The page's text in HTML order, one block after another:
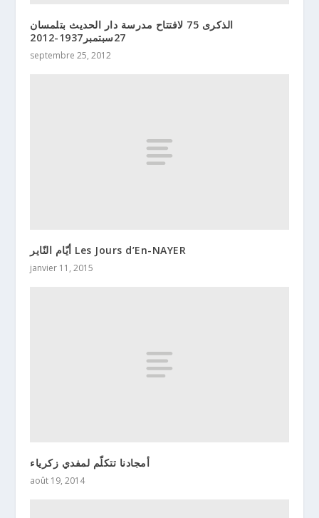
الذكرى 75 لافتتاح مدرسة دار الحديث بتلمسان
27سبتمبر1937-2012
septembre 25, 2012
أيّام النّاير Les Jours d’En-NAYER
janvier 11, 2015
أمجادنا تتكلّم لمفدي زكرياء
août 19, 2014